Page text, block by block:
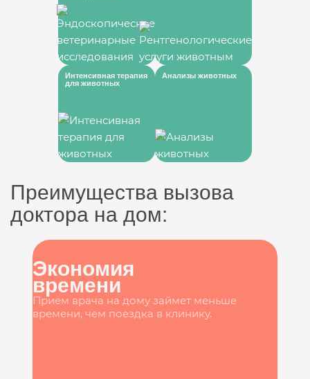
Интенсивная терапия
для животных
Анализы животных
Преимущества вызова
доктора на дом:
Экономия
времени
Прием врача на дому займет меньше
времени, чем поездка в клинику.